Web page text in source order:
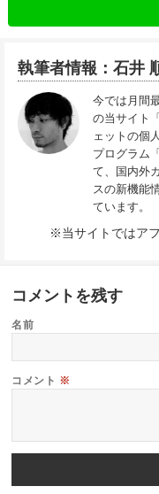
執筆者情報：石井
今では月間
の当サイト
ェットの個
プログラム
て、国内外
スの新機能
ています。
※当サイトではア
コメントを残す
名前
コメント ※